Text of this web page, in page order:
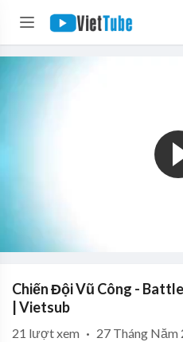
Chiến Đội Vũ Công -
| Vietsub
21 lượt xem · 27 Tháng Năm